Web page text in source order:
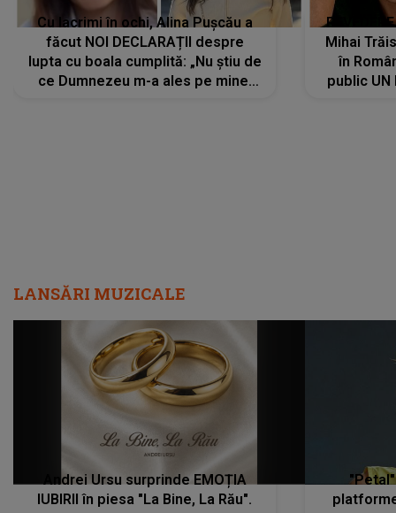
Cu lacrimi în ochi, Alina Pușcău a
făcut NOI DECLARAȚII despre
lupta cu boala cumplită: „Nu știu de
ce Dumnezeu m-a ales pe mine.
Mihai
în
public UN
LANSĂRI MUZICALE
Andrei Ursu surprinde EMOȚIA
IUBIRII în piesa "La Bine, La Rău".